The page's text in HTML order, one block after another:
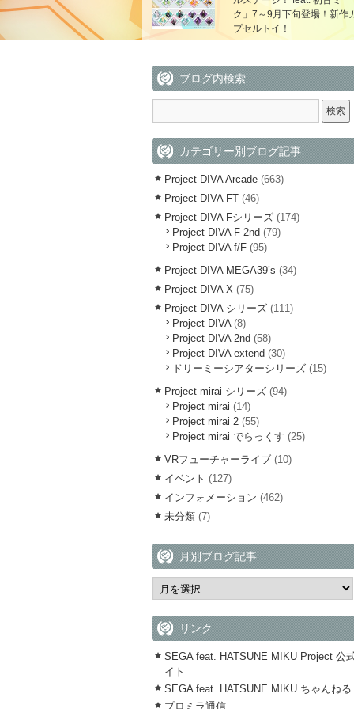
ク」7～9月下旬登場！新作
プセルトイ！
ブログ内検索
カテゴリー別ブログ記事
Project DIVA Arcade (663)
Project DIVA FT (46)
Project DIVA Fシリーズ (174)
Project DIVA F 2nd (79)
Project DIVA f/F (95)
Project DIVA MEGA39’s (34)
Project DIVA X (75)
Project DIVA シリーズ (111)
Project DIVA(8)
Project DIVA 2nd (58)
Project DIVA extend (30)
ドリーミーシアターシリーズ (15)
Project mirai シリーズ (94)
Project mirai (14)
Project mirai 2 (55)
Project mirai でらっくす (25)
VRフューチャーライブ (10)
イベント (127)
インフォメーション (462)
未分類 (7)
月別ブログ記事
リンク
SEGA feat. HATSUNE MIKU Project 公
イト
SEGA feat. HATSUNE MIKU ちゃんねる
プロミラ通信